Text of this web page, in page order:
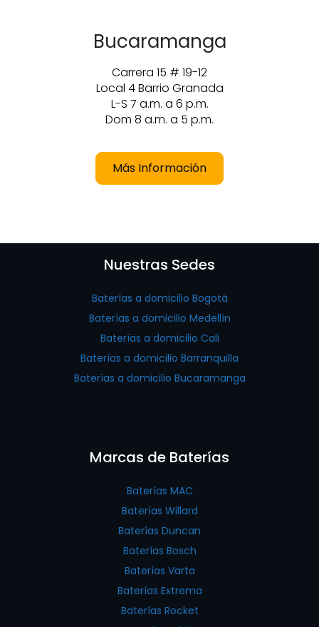
Bucaramanga
Carrera 15 # 19-12
Local 4 Barrio Granada
L-S 7 a.m. a 6 p.m.
Dom 8 a.m. a 5 p.m.
Más Información
Nuestras Sedes
Baterías a domicilio Bogotá
Baterías a domicilio Medellín
Baterías a domicilio Cali
Baterías a domicilio Barranquilla
Baterías a domicilio Bucaramanga
Marcas de Baterías
Baterías MAC
Baterías Willard
Baterías Duncan
Baterías Bosch
Baterías Varta
Baterías Extrema
Baterías Rocket